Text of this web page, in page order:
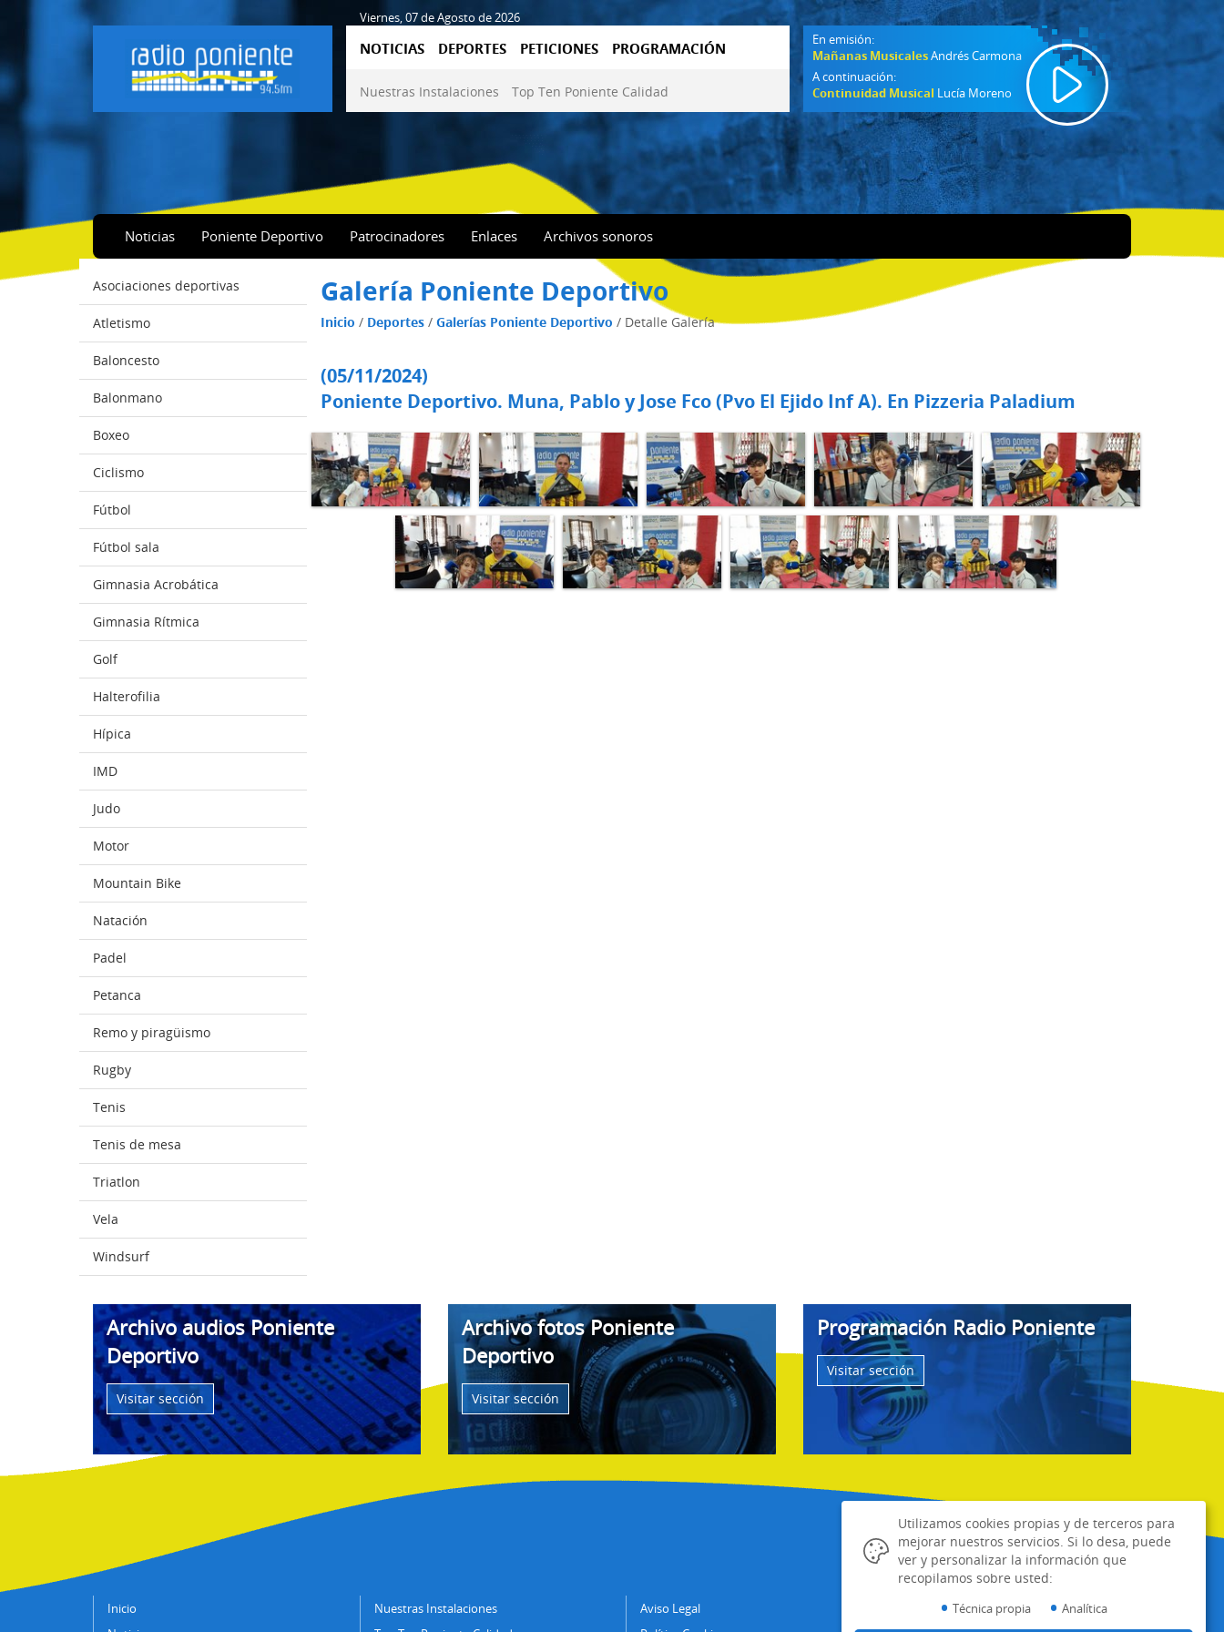
Viernes, 07 de Agosto de 2026
NOTICIAS DEPORTES PETICIONES PROGRAMACIÓN
Nuestras Instalaciones Top Ten Poniente Calidad
En emisión:
Mañanas MusicalesAndrés Carmona
A continuación:
Continuidad Musical Lucía Moreno
Noticias Poniente Deportivo Patrocinadores Enlaces Archivos sonoros
Asociaciones deportivas
Atletismo
Baloncesto
Balonmano
Boxeo
Ciclismo
Fútbol
Fútbol sala
Gimnasia Acrobática
Gimnasia Rítmica
Golf
Halterofilia
Hípica
IMD
Judo
Motor
Mountain Bike
Natación
Padel
Petanca
Remo y piragüismo
Rugby
Tenis
Tenis de mesa
Triatlon
Vela
Windsurf
Galería Poniente Deportivo
Inicio / Deportes / Galerías Poniente Deportivo / Detalle Galería
(05/11/2024)
Poniente Deportivo. Muna, Pablo y Jose Fco (Pvo El Ejido Inf A). En Pizzeria Paladium
Archivo audios Poniente
Deportivo
Visitar sección
Archivo fotos Poniente
Deportivo
Visitar sección
Programación Radio Poniente
Visitar sección
Inicio
Nuestras Instalaciones
Aviso Legal
Utilizamos cookies propias y de terceros para
mejorar nuestros servicios. Si lo desa, puede
ver y personalizar la información que
recopilamos sobre usted:
• Técnica propia • Analítica